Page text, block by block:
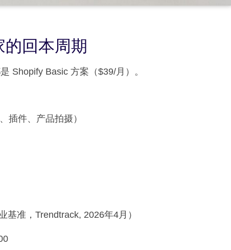
回本周期
Shopify Basic 方案（$39/月）。
插件、产品拍摄）
基准，Trendtrack, 2026年4月）